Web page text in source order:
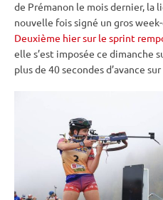
de Prémanon le mois dernier, la
nouvelle fois signé un gros
Deuxième hier sur le sprint
elle s’est imposée ce dimanche
plus de 40 secondes d’avance